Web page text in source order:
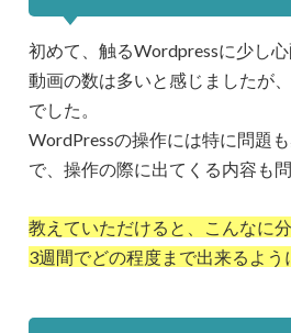
初めて、触るWordpressに少し
動画の数は多いと感じましたが
でした。
WordPressの操作には特に問題
で、操作の際に出てくる内容も
教えていただけると、こんなに
3週間でどの程度まで出来るよう